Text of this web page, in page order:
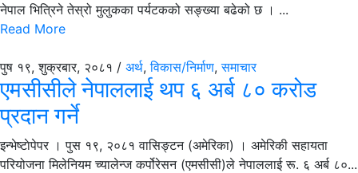
नेपाल भित्रिने तेस्रो मुलुकका पर्यटकको सङ्ख्या बढेको छ । ...
Read More
पुष १९, शुक्रबार, २०८१ / अर्थ,विकास/निर्माण,समाचार
एमसीसीले नेपाललाई थप ६ अर्ब ८० करोड
प्रदान गर्ने
इन्भेष्टाेपेपर । पुस १९, २०८१ वासिङ्टन (अमेरिका) । अमेरिकी सहायता
परियोजना मिलेनियम च्यालेन्ज कर्पोरेसन (एमसीसी)ले नेपाललाई रू. ६ अर्ब ८०...